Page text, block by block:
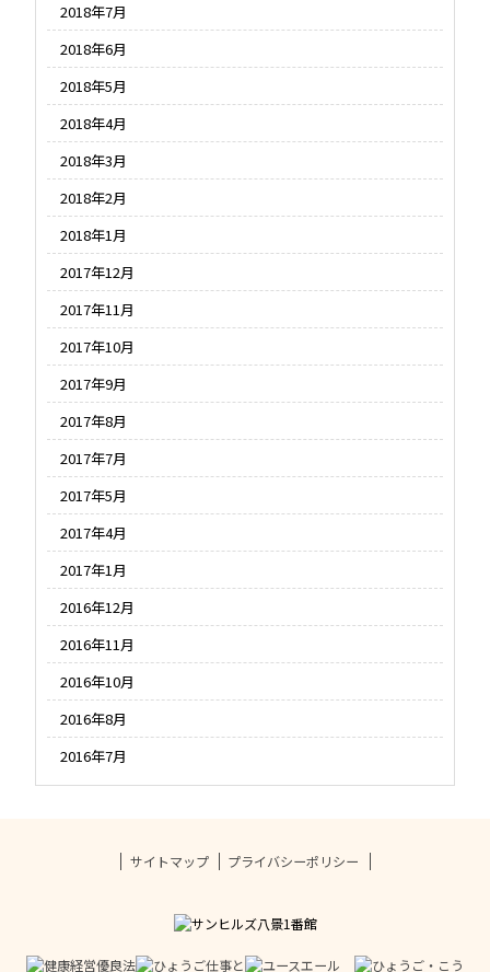
2018年7月
2018年6月
2018年5月
2018年4月
2018年3月
2018年2月
2018年1月
2017年12月
2017年11月
2017年10月
2017年9月
2017年8月
2017年7月
2017年5月
2017年4月
2017年1月
2016年12月
2016年11月
2016年10月
2016年8月
2016年7月
サイトマップ プライバシーポリシー